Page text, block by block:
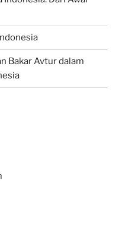
Bakar Avtur dalam